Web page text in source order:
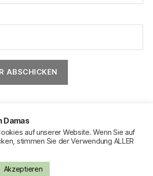
Damas
auf unserer Website. Wenn Sie auf
stimmen Sie der Verwendung ALLER
Akzeptieren